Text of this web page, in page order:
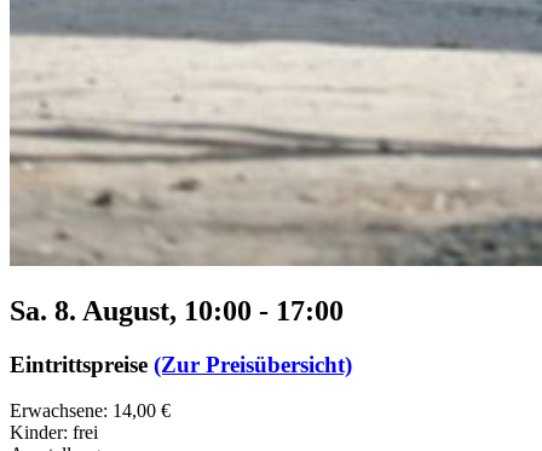
Sa. 8. August, 10:00 - 17:00
Eintrittspreise (Zur Preisübersicht)
Erwachsene: 14,00 €
Kinder: frei